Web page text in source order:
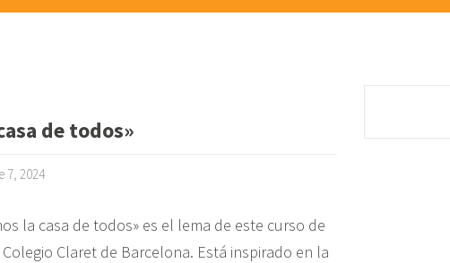
de todos»
7, 2024
la casa de todos» es el lema de este curso de
Claret de Barcelona. Está inspirado en la